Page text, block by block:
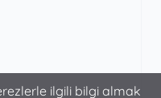
ilgili bilgi almak